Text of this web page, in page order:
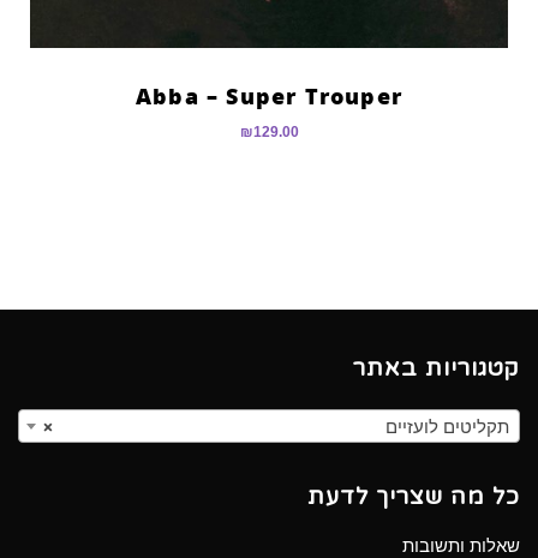
Abba – Super Trouper
₪129.00
קטגוריות באתר
× תקליטים לועזיים
כל מה שצריך לדעת
שאלות ותשובות